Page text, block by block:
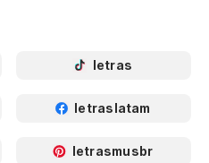
letras
letraslatam
letrasmusbr